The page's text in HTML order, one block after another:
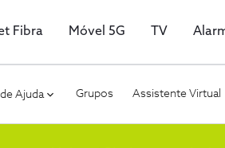
Fibra Móvel 5G TV
Ajuda Grupos Assistente Virtual